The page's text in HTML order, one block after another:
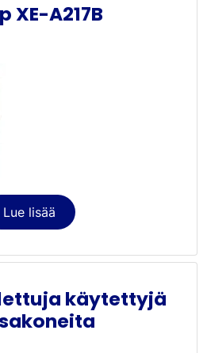
XE-A217B
Lue lisää
käytettyjä